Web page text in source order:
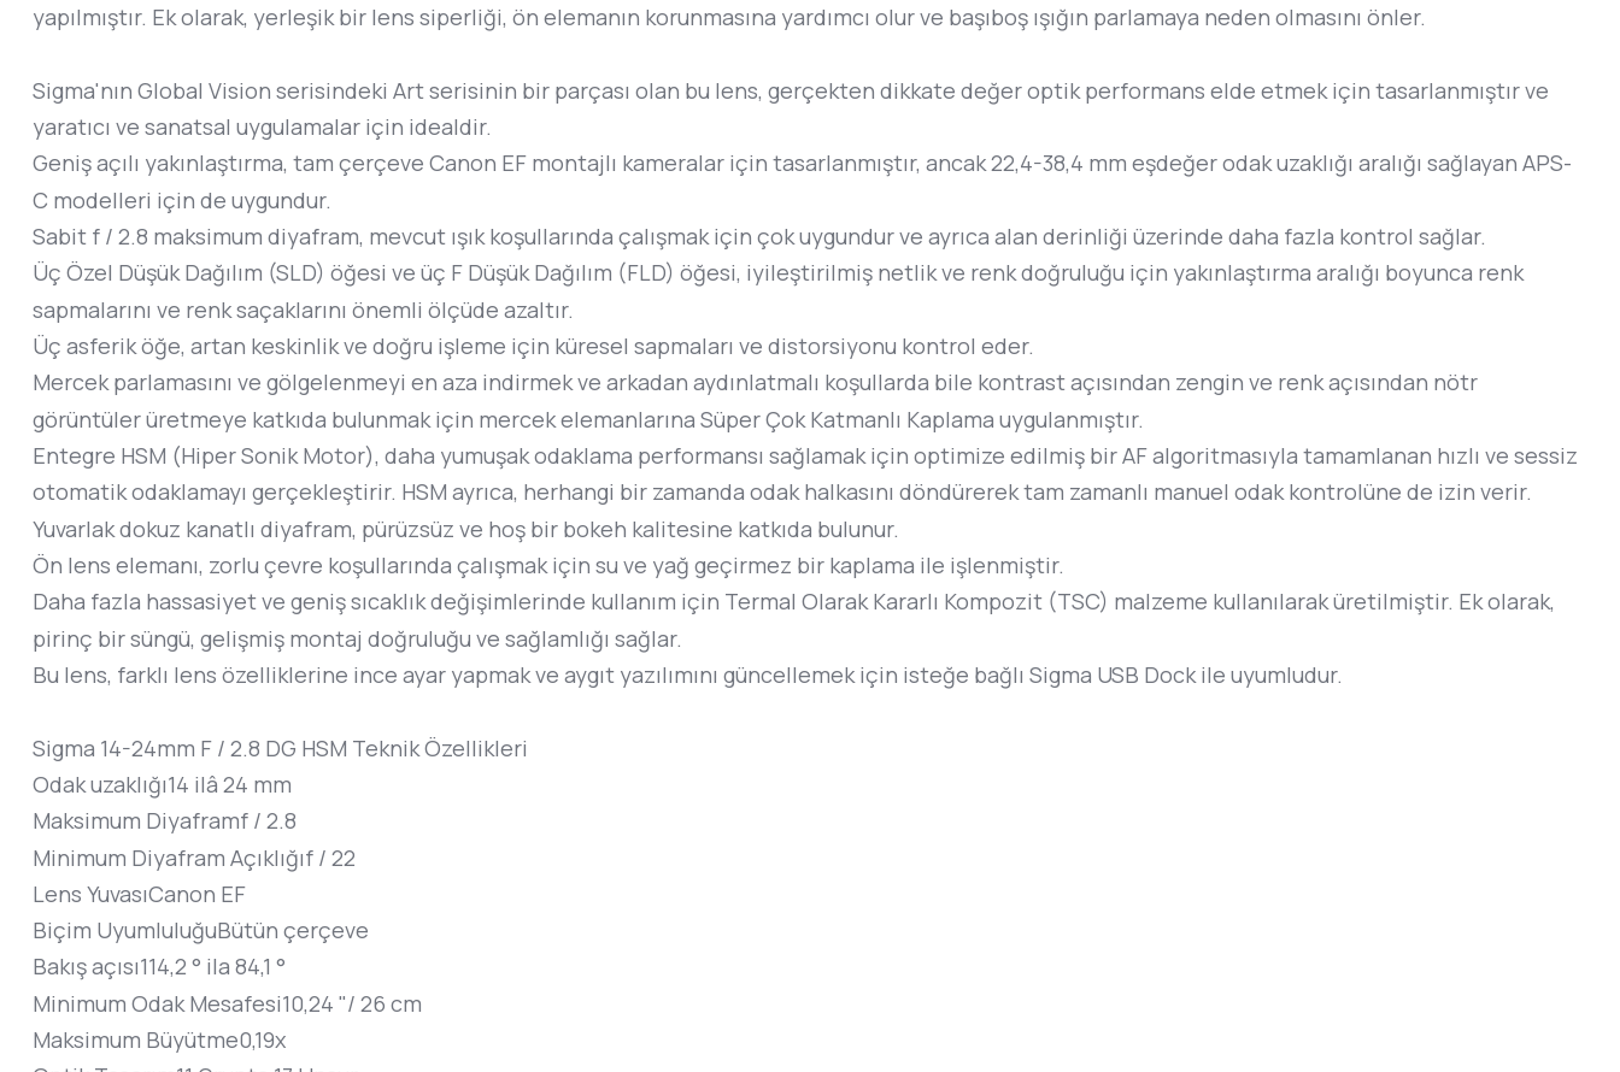
yapılmıştır. Ek olarak, yerleşik bir lens siperliği, ön elemanın korunmasına yardımcı olur ve başıboş ışığın parlamaya neden olmasını önler.
Sigma'nın Global Vision serisindeki Art serisinin bir parçası olan bu lens, gerçekten dikkate değer optik performans elde etmek için tasarlanmıştır ve
yaratıcı ve sanatsal uygulamalar için idealdir.
Geniş açılı yakınlaştırma, tam çerçeve Canon EF montajlı kameralar için tasarlanmıştır, ancak 22,4-38,4 mm eşdeğer odak uzaklığı aralığı sağlayan APS-
C modelleri için de uygundur.
Sabit f / 2.8 maksimum diyafram, mevcut ışık koşullarında çalışmak için çok uygundur ve ayrıca alan derinliği üzerinde daha fazla kontrol sağlar.
Üç Özel Düşük Dağılım (SLD) öğesi ve üç F Düşük Dağılım (FLD) öğesi, iyileştirilmiş netlik ve renk doğruluğu için yakınlaştırma aralığı boyunca renk
sapmalarını ve renk saçaklarını önemli ölçüde azaltır.
Üç asferik öğe, artan keskinlik ve doğru işleme için küresel sapmaları ve distorsiyonu kontrol eder.
Mercek parlamasını ve gölgelenmeyi en aza indirmek ve arkadan aydınlatmalı koşullarda bile kontrast açısından zengin ve renk açısından nötr
görüntüler üretmeye katkıda bulunmak için mercek elemanlarına Süper Çok Katmanlı Kaplama uygulanmıştır.
Entegre HSM (Hiper Sonik Motor), daha yumuşak odaklama performansı sağlamak için optimize edilmiş bir AF algoritmasıyla tamamlanan hızlı ve sessiz
otomatik odaklamayı gerçekleştirir. HSM ayrıca, herhangi bir zamanda odak halkasını döndürerek tam zamanlı manuel odak kontrolüne de izin verir.
Yuvarlak dokuz kanatlı diyafram, pürüzsüz ve hoş bir bokeh kalitesine katkıda bulunur.
Ön lens elemanı, zorlu çevre koşullarında çalışmak için su ve yağ geçirmez bir kaplama ile işlenmiştir.
Daha fazla hassasiyet ve geniş sıcaklık değişimlerinde kullanım için Termal Olarak Kararlı Kompozit (TSC) malzeme kullanılarak üretilmiştir. Ek olarak,
pirinç bir süngü, gelişmiş montaj doğruluğu ve sağlamlığı sağlar.
Bu lens, farklı lens özelliklerine ince ayar yapmak ve aygıt yazılımını güncellemek için isteğe bağlı Sigma USB Dock ile uyumludur.
Sigma 14-24mm F / 2.8 DG HSM Teknik Özellikleri
Odak uzaklığı14 ilâ 24 mm
Maksimum Diyaframf / 2.8
Minimum Diyafram Açıklığıf / 22
Lens YuvasıCanon EF
Biçim UyumluluğuBütün çerçeve
Bakış açısı114,2 ° ila 84,1 °
Minimum Odak Mesafesi10,24 "/ 26 cm
Maksimum Büyütme0,19x